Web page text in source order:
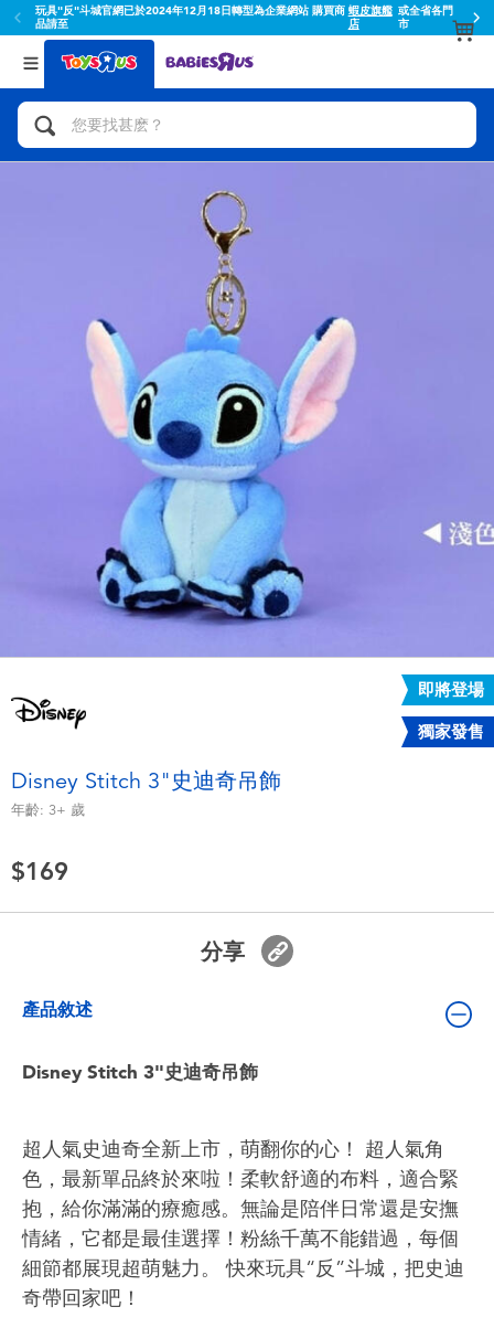
玩具"反"斗城官網已於2024年12月18日轉型為企業網站 購買商
品請至
蝦皮旗艦
店
或全省各門
市
返回
分類目錄
人氣英雄,角色扮演,射擊玩具
腳踏車,滑板車,騎乘車
拼砌組合及樂高LEGO
玩具車,貨車,火車及遙控系列
手工藝,文具,蠟筆,泥膠,畫板
娃娃, 芭比,收藏公仔
電子玩具
遊戲及拼圖系列
益智學習玩具
角色扮演及造型系列
嬰兒及學前玩具
電池
盲盒
角色收藏
返回
品牌
Toy Story玩具總動員
Super Mario超級瑪利歐
Fuggler
Miniso名創優品
playpop
LEGO樂高
Barbie芭比
Disney Frozen迪士尼冰雪奇緣
Play-Doh培樂多
即將登場
獨家發售
Disney Stitch 3"史迪奇吊飾
年齡: 3+ 歲
$169
分享
產品敘述
Disney Stitch 3"史迪奇吊飾
超人氣史迪奇全新上市，萌翻你的心！ 超人氣角
色，最新單品終於來啦！柔軟舒適的布料，適合緊
抱，給你滿滿的療癒感。無論是陪伴日常還是安撫
情緒，它都是最佳選擇！粉絲千萬不能錯過，每個
細節都展現超萌魅力。 快來玩具“反”斗城，把史迪
奇帶回家吧！